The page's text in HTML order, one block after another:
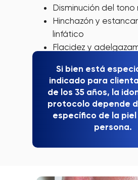
Disminución del tono
Hinchazón y
linfático
Flacidez y
Arrugas faciales
Si bien está
indicado para
de los 35 años, la
protocolo depende
específico de la
persona.